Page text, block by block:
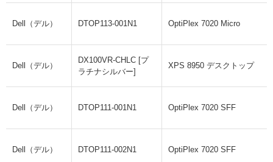
Dell（デル） DTOP113-001N1 OptiPlex 7020 Micro
Dell（デル）
DX100VR-CHLC [プ
ラチナシルバー]
XPS 8950 デスクトップ
Dell（デル） DTOP111-001N1 OptiPlex 7020 SFF
Dell（デル） DTOP111-002N1 OptiPlex 7020 SFF